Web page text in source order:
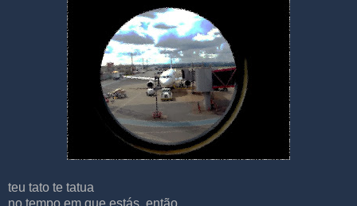
teu tato te tatua
no tempo em que estás, então